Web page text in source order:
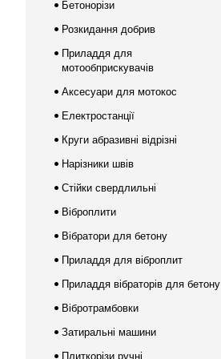
Бетонорізи
Розкидання добрив
Приладдя для
мотообприскувачів
Аксесуари для мотокос
Електростанції
Круги абразивні відрізні
Нарізники швів
Стійки свердлильні
Віброплити
Вібратори для бетону
Приладдя для віброплит
Приладдя вібраторів для бетону
Вібротрамбовки
Затиральні машини
Плиткорізи ручні